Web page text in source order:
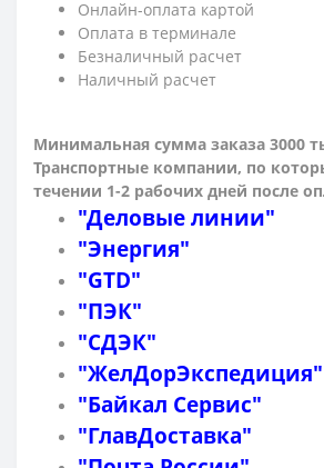
Онлайн-оплата картой
Оплата в терминале
Безналичный расчет
Наличный расчет
Минимальная сумма заказа 3000
Транспортные компании, по
течении 1-2 рабочих дней после
"Деловые линии"
"Энергия"
"GTD"
"ПЭК"
"СДЭК"
"ЖелДорЭкспедиция"
"Байкал Сервис"
"ГлавДоставка"